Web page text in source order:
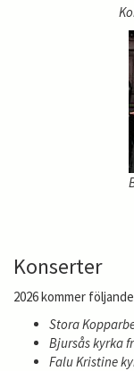
Konserter
2026 kommer
Stora
Bjursås kyrka
Falu Kristine